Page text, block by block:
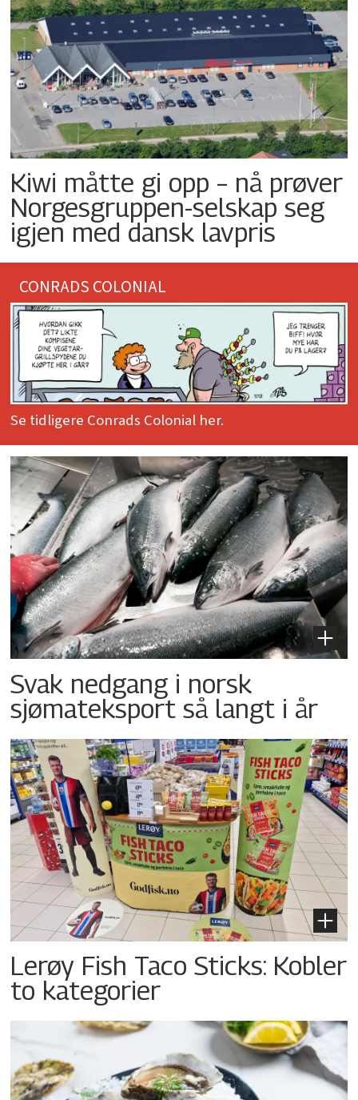
Kiwi måtte gi opp – nå prøver
Norgesgruppen-selskap seg
igjen med dansk lavpris
CONRADS COLONIAL
Se tidligere Conrads Colonial her.
Svak nedgang i norsk
sjømateksport så langt i år
Lerøy Fish Taco Sticks: Kobler
to kategorier